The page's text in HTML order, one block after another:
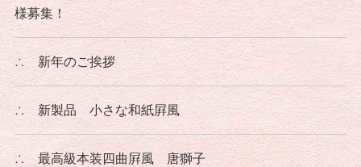
様募集！
∴ 新年のご挨拶
∴ 新製品 小さな和紙屛風
∴ 最高級本装四曲屛風 唐獅子